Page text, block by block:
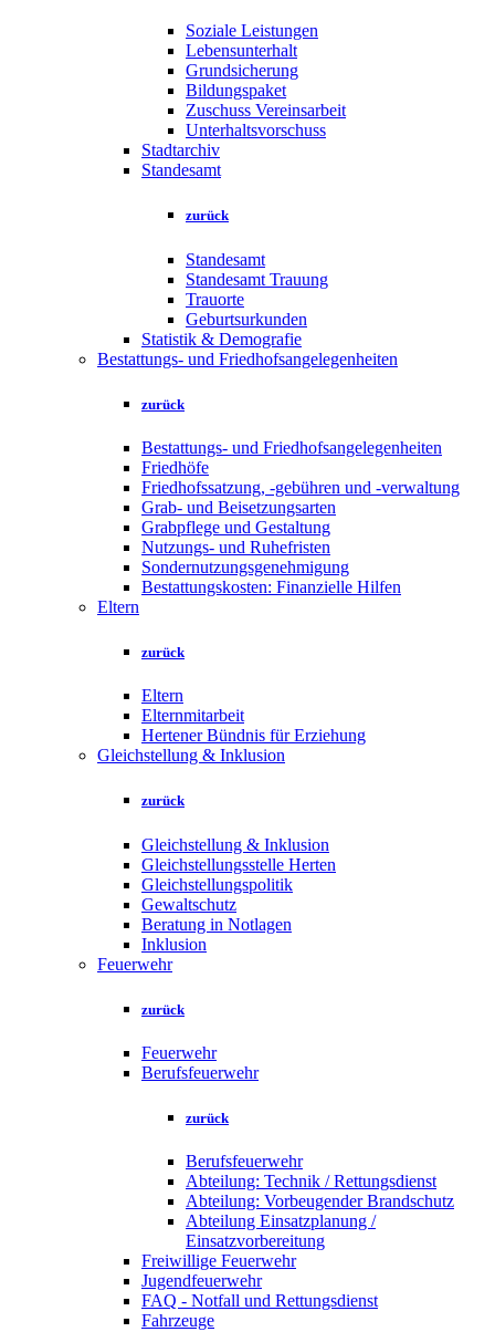
Soziale Leistungen
Lebensunterhalt
Grundsicherung
Bildungspaket
Zuschuss Vereinsarbeit
Unterhaltsvorschuss
Stadtarchiv
Standesamt
zurück
Standesamt
Standesamt Trauung
Trauorte
Geburtsurkunden
Statistik & Demografie
Bestattungs- und Friedhofsangelegenheiten
zurück
Bestattungs- und Friedhofsangelegenheiten
Friedhöfe
Friedhofssatzung, -gebühren und -verwaltung
Grab- und Beisetzungsarten
Grabpflege und Gestaltung
Nutzungs- und Ruhefristen
Sondernutzungsgenehmigung
Bestattungskosten: Finanzielle Hilfen
Eltern
zurück
Eltern
Elternmitarbeit
Hertener Bündnis für Erziehung
Gleichstellung & Inklusion
zurück
Gleichstellung & Inklusion
Gleichstellungsstelle Herten
Gleichstellungspolitik
Gewaltschutz
Beratung in Notlagen
Inklusion
Feuerwehr
zurück
Feuerwehr
Berufsfeuerwehr
zurück
Berufsfeuerwehr
Abteilung: Technik / Rettungsdienst
Abteilung: Vorbeugender Brandschutz
Abteilung Einsatzplanung /
Einsatzvorbereitung
Freiwillige Feuerwehr
Jugendfeuerwehr
FAQ - Notfall und Rettungsdienst
Fahrzeuge